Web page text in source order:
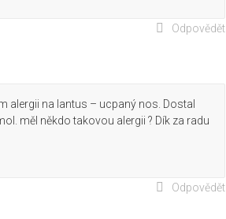
Odpovědět
alergii na lantus – ucpaný nos. Dostal
měl někdo takovou alergii ? Dík za radu
Odpovědět